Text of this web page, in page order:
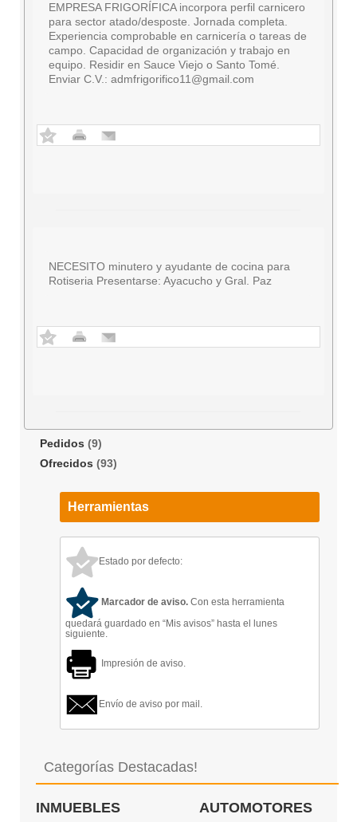
EMPRESA FRIGORÍFICA incorpora perfil carnicero
para sector atado/desposte. Jornada completa.
Experiencia comprobable en carnicería o tareas de
campo. Capacidad de organización y trabajo en
equipo. Residir en Sauce Viejo o Santo Tomé.
Enviar C.V.: admfrigorifico11@gmail.com
NECESITO minutero y ayudante de cocina para
Rotiseria Presentarse: Ayacucho y Gral. Paz
Pedidos (9)
Ofrecidos (93)
Herramientas
Estado por defecto:
Marcador de aviso. Con esta herramienta
quedará guardado en “Mis avisos” hasta el lunes
siguiente.
Impresión de aviso.
Envío de aviso por mail.
Categorías Destacadas!
INMUEBLES AUTOMOTORES